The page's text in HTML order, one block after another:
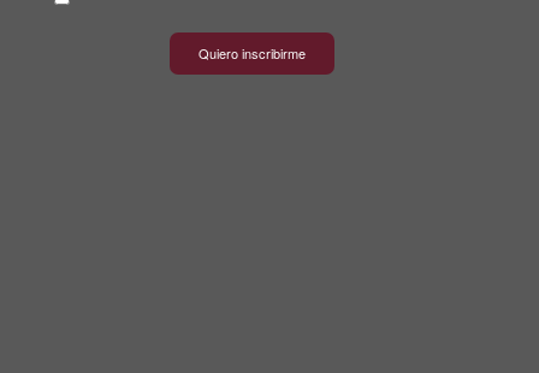
Quiero inscribirme